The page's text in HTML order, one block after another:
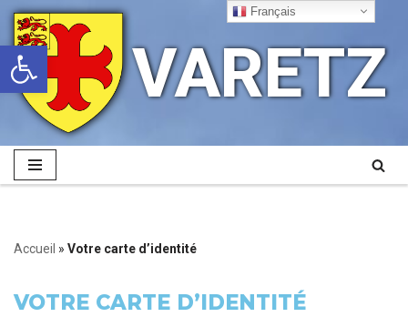
Ouvrir la barre d’outils
Aller
au
contenu
VARETZ
Accueil » Votre carte d’identité
VOTRE CARTE D’IDENTITÉ
Français